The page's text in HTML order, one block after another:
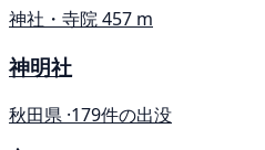
神社・寺院457 m
神明社
秋田県 ·179件の出没